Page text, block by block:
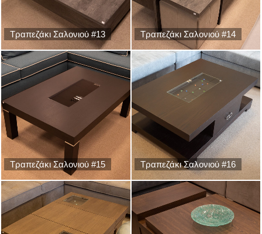
Τραπεζάκι Σαλονιού #13 Τραπεζάκι Σαλονιού #14
Τραπεζάκι Σαλονιού #15 Τραπεζάκι Σαλονιού #16